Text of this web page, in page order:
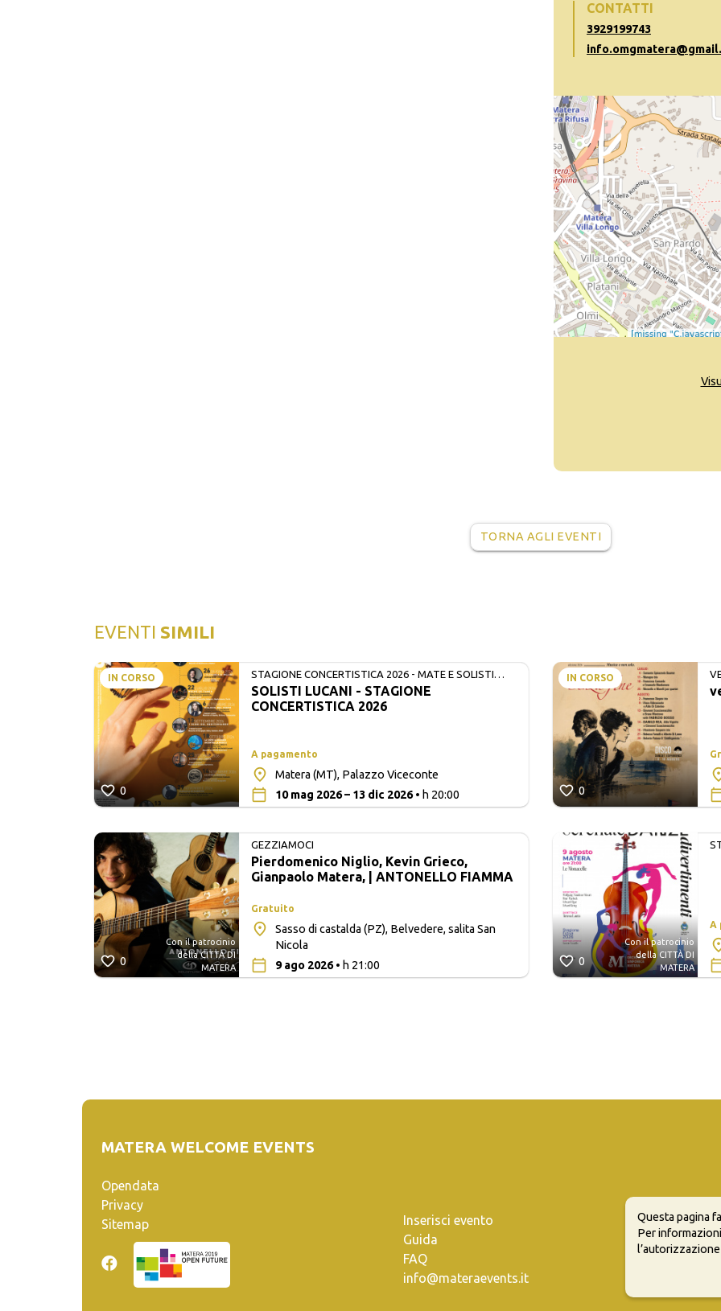
CONTATTI
3929199743
TORNA AGLI EVENTI
EVENTI SIMILI
IN CORSO
0
STAGIONE CONCERTISTICA 2026 - MATE E SOLISTI
LUCANI
SOLISTI LUCANI - STAGIONE
CONCERTISTICA 2026
A pagamento
Matera (MT), Palazzo Viceconte
10 mag 2026 – 13 dic 2026• h 20:00
0
Con il patrocinio
della CITTÀ DI
MATERA
GEZZIAMOCI
Pierdomenico Niglio, Kevin Grieco,
Gianpaolo Matera, | ANTONELLO FIAMMA
Gratuito
Sasso di castalda (PZ), Belvedere, salita San
Nicola
9 ago 2026• h 21:00
IN CORSO
0
0
Con il patrocinio
della CITTÀ DI
MATERA
A
MATERA WELCOME EVENTS
Opendata
Privacy
Sitemap
Inserisci evento
Guida
FAQ
info@materaevents.it
Questa pagina
Per